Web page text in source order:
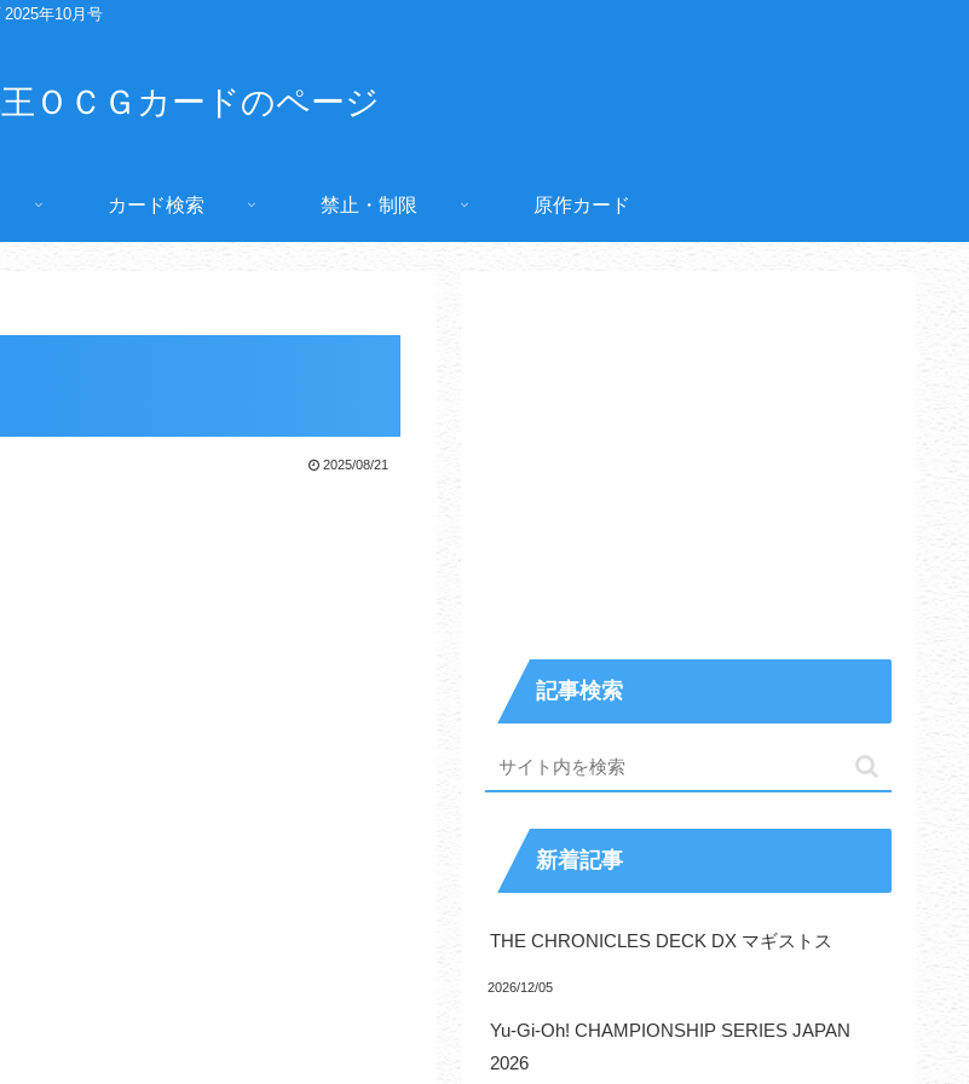
年10月号
ＯＣＧカードのページ
カード検索 禁止・制限 原作カード
2025/08/21
記事検索
新着記事
THE CHRONICLES DECK DX マギストス
2026/12/05
Yu-Gi-Oh! CHAMPIONSHIP SERIES JAPAN
2026